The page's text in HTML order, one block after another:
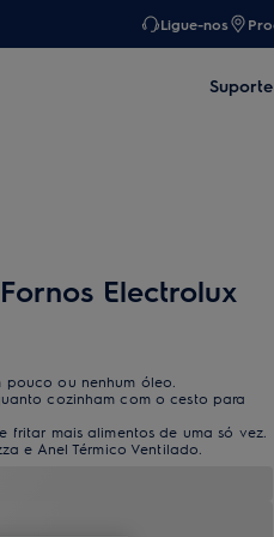
Ligue-nos
Electrolux
ou nenhum óleo.
cozinham com o cesto para
mais alimentos de uma só vez.
e Anel Térmico Ventilado.